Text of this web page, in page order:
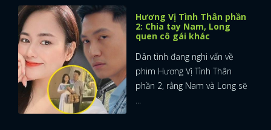
Hương Vị Tình Thân phần
2: Chia tay Nam, Long
quen cô gái khác
Dân tình đang nghi vấn về
phim Hương Vị Tình Thân
phần 2, rằng Nam và Long sẽ
...